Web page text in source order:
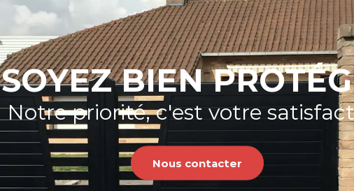
SOYEZ BIEN
Notre priorité, c'est votre
Nous contacter